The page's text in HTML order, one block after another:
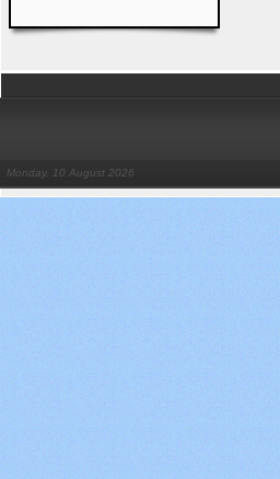
Monday, 10 August 2026